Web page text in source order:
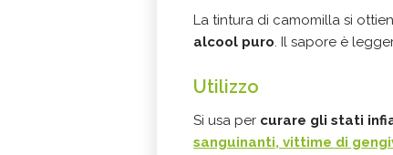
La tintura di camomilla si
alcool puro. Il sapore è
Utilizzo
Si usa per curare gli stati
sanguinanti, vittime di